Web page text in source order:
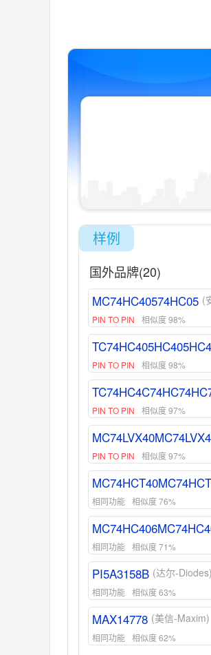
样例
国外品牌(20)
MC74HC40574HC05
PIN TO PIN 相似度 98%
PIN TO PIN 相似度 98%
PIN TO PIN 相似度 97%
PIN TO PIN 相似度 97%
相同功能 相似度 76%
相同功能 相似度 71%
PI5A3158B (达尔-Diodes)
相同功能 相似度 63%
MAX14778 (美信-Maxim)
相同功能 相似度 62%